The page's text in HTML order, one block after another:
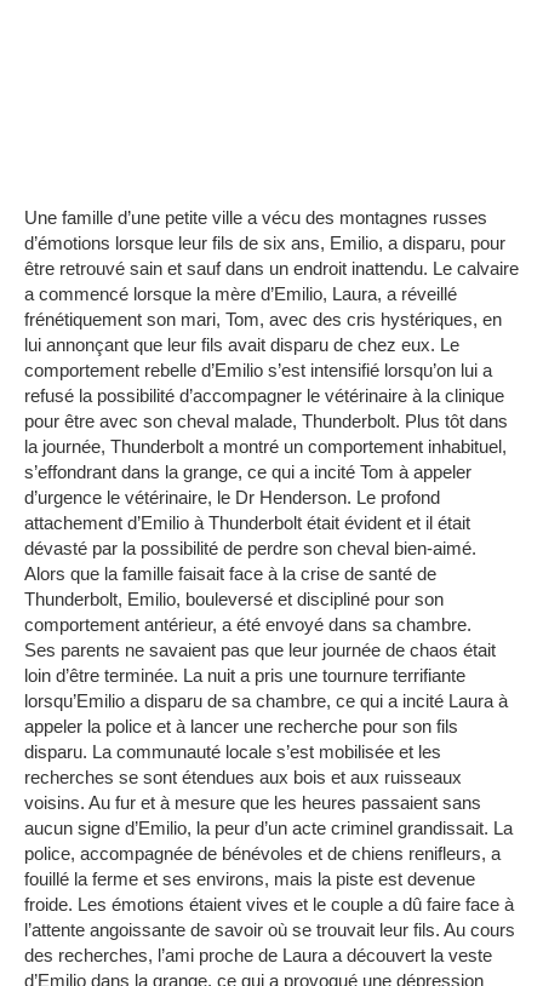
Une famille d’une petite ville a vécu des montagnes russes
d’émotions lorsque leur fils de six ans, Emilio, a disparu, pour
être retrouvé sain et sauf dans un endroit inattendu. Le calvaire
a commencé lorsque la mère d’Emilio, Laura, a réveillé
frénétiquement son mari, Tom, avec des cris hystériques, en
lui annonçant que leur fils avait disparu de chez eux. Le
comportement rebelle d’Emilio s’est intensifié lorsqu’on lui a
refusé la possibilité d’accompagner le vétérinaire à la clinique
pour être avec son cheval malade, Thunderbolt. Plus tôt dans
la journée, Thunderbolt a montré un comportement inhabituel,
s’effondrant dans la grange, ce qui a incité Tom à appeler
d’urgence le vétérinaire, le Dr Henderson. Le profond
attachement d’Emilio à Thunderbolt était évident et il était
dévasté par la possibilité de perdre son cheval bien-aimé.
Alors que la famille faisait face à la crise de santé de
Thunderbolt, Emilio, bouleversé et discipliné pour son
comportement antérieur, a été envoyé dans sa chambre.
Ses parents ne savaient pas que leur journée de chaos était
loin d’être terminée. La nuit a pris une tournure terrifiante
lorsqu’Emilio a disparu de sa chambre, ce qui a incité Laura à
appeler la police et à lancer une recherche pour son fils
disparu. La communauté locale s’est mobilisée et les
recherches se sont étendues aux bois et aux ruisseaux
voisins. Au fur et à mesure que les heures passaient sans
aucun signe d’Emilio, la peur d’un acte criminel grandissait. La
police, accompagnée de bénévoles et de chiens renifleurs, a
fouillé la ferme et ses environs, mais la piste est devenue
froide. Les émotions étaient vives et le couple a dû faire face à
l’attente angoissante de savoir où se trouvait leur fils. Au cours
des recherches, l’ami proche de Laura a découvert la veste
d’Emilio dans la grange, ce qui a provoqué une dépression